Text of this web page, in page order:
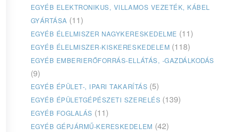
EGYÉB ELEKTRONIKUS, VILLAMOS VEZETÉK, KÁBEL
GYÁRTÁSA (11)
EGYÉB ÉLELMISZER NAGYKERESKEDELME (11)
EGYÉB ÉLELMISZER-KISKERESKEDELEM (118)
EGYÉB EMBERIERŐFORRÁS-ELLÁTÁS, -GAZDÁLKODÁS
(9)
EGYÉB ÉPÜLET-, IPARI TAKARÍTÁS (5)
EGYÉB ÉPÜLETGÉPÉSZETI SZERELÉS (139)
EGYÉB FOGLALÁS (11)
EGYÉB GÉPJÁRMŰ-KERESKEDELEM (42)